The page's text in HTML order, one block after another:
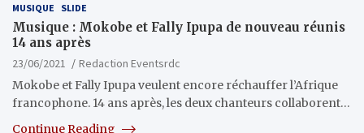
MUSIQUE SLIDE
Musique : Mokobe et Fally Ipupa de nouveau réunis
14 ans après
23/06/2021
Redaction Eventsrdc
Mokobe et Fally Ipupa veulent encore réchauffer l’Afrique
francophone. 14 ans après, les deux chanteurs collaborent…
Continue Reading